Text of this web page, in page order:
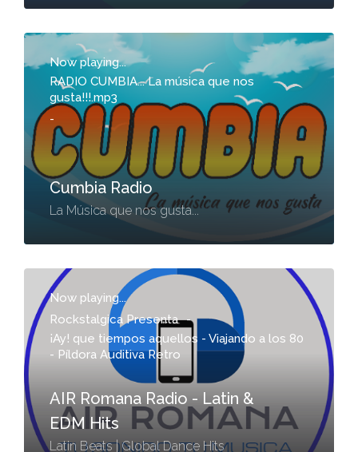
Now playing...
RADIO CUMBIA... La música que nos
gusta!!!.mp3
-
Cumbia Radio
La Música que nos gusta...
Now playing...
Rockstalgica Presenta -
¡Ay! que tiempos aquellos - Viajando a los 80
- Píldora Auditiva Retro
AIR Romana Radio - Latin &
EDM Hits
Latin Beats | Global Dance Hits